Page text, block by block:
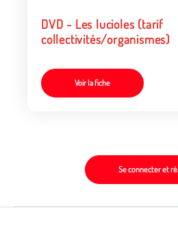
DVD - Les lucioles (tarif
collectivités/organismes)
Voir la fiche
Se connecter et